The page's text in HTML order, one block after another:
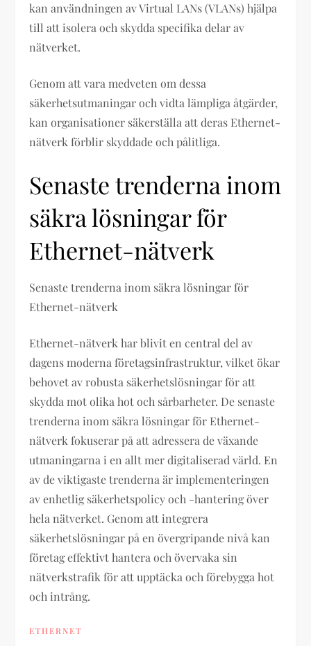
kan användningen av Virtual LANs (VLANs) hjälpa
till att isolera och skydda specifika delar av
nätverket.
Genom att vara medveten om dessa
säkerhetsutmaningar och vidta lämpliga åtgärder,
kan organisationer säkerställa att deras Ethernet-
nätverk förblir skyddade och pålitliga.
Senaste trenderna inom
säkra lösningar för
Ethernet-nätverk
Senaste trenderna inom säkra lösningar för
Ethernet-nätverk
Ethernet-nätverk har blivit en central del av
dagens moderna företagsinfrastruktur, vilket ökar
behovet av robusta säkerhetslösningar för att
skydda mot olika hot och sårbarheter. De senaste
trenderna inom säkra lösningar för Ethernet-
nätverk fokuserar på att adressera de växande
utmaningarna i en allt mer digitaliserad värld. En
av de viktigaste trenderna är implementeringen
av enhetlig säkerhetspolicy och -hantering över
hela nätverket. Genom att integrera
säkerhetslösningar på en övergripande nivå kan
företag effektivt hantera och övervaka sin
nätverkstrafik för att upptäcka och förebygga hot
och intrång.
ETHERNET